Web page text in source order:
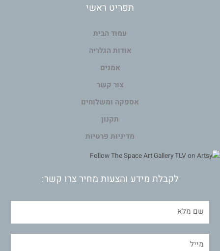
תפריט ראשי
עמוד הבית
אודות הגלריה
אמנים
צור קשר
אספקה ומשלוחים
תקנון
מדיניות פרטיות
לקבלת מידע והצעות מחיר צרו קשר: